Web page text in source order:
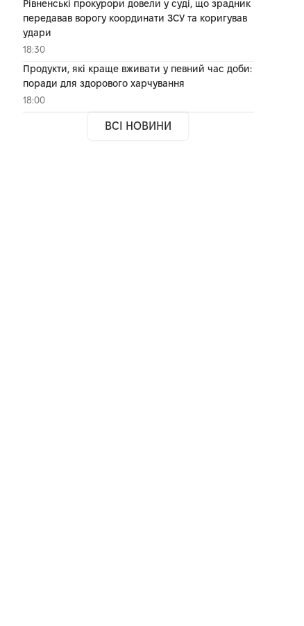
Рівненські прокурори довели у суді, що зрадник
передавав ворогу координати ЗСУ та коригував
удари
18:30
Продукти, які краще вживати у певний час доби:
поради для здорового харчування
18:00
ВСІ НОВИНИ